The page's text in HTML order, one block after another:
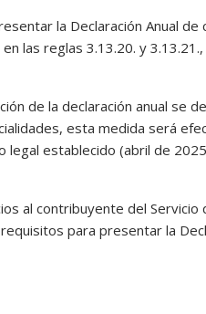
la Declaración Anual de
las reglas 3.13.20. y
de la declaración anual se
esta medida será
legal establecido (abril de
al contribuyente del Servicio
para presentar la